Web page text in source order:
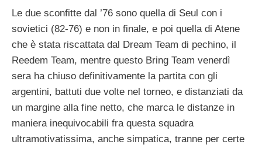
Le due sconfitte dal ’76 sono quella di Seul con i
sovietici (82-76) e non in finale, e poi quella di Atene
che è stata riscattata dal Dream Team di pechino, il
Reedem Team, mentre questo Bring Team venerdì
sera ha chiuso definitivamente la partita con gli
argentini, battuti due volte nel torneo, e distanziati da
un margine alla fine netto, che marca le distanze in
maniera inequivocabili fra questa squadra
ultramotivatissima, anche simpatica, tranne per certe